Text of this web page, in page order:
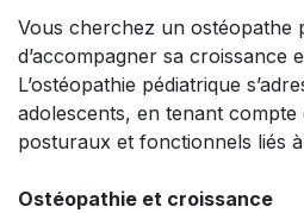
Vous cherchez un ostéopathe
d’accompagner sa croissance
L’ostéopathie pédiatrique
adolescents, en tenant compte
posturaux et fonctionnels liés
Ostéopathie et croissance